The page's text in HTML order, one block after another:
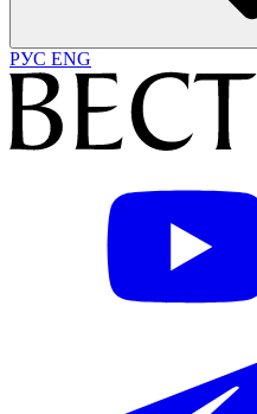
РУС ENG